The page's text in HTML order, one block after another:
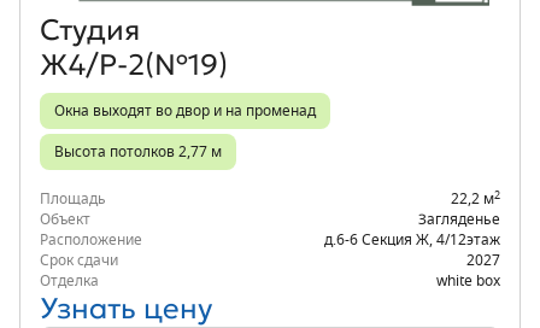
Студия
Ж4/Р-2(№19)
Окна выходят во двор и на променад
Высота потолков 2,77 м
Площадь 22,2 м2
Объект
Загляденье
Расположение
д.6-6 Секция Ж 4/12этаж
Срок сдачи
2027
Отделка
white box
Узнать цену